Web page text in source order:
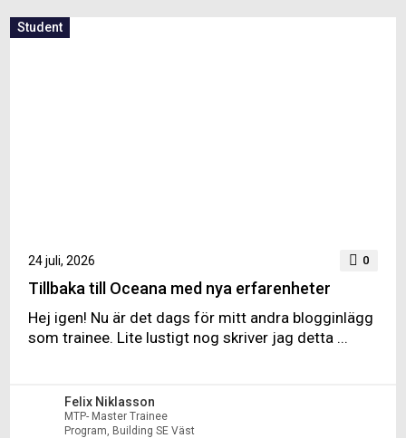
Student
24 juli, 2026 0
Tillbaka till Oceana med nya erfarenheter
Hej igen! Nu är det dags för mitt andra blogginlägg
som trainee. Lite lustigt nog skriver jag detta ...
Felix Niklasson
MTP- Master Trainee
Program, Building SE Väst